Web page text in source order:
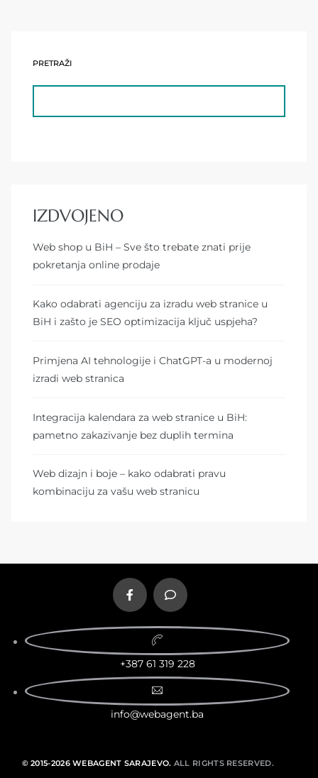
PRETRAŽI
IZDVOJENO
Web shop u BiH – Sve što trebate znati prije
pokretanja online prodaje
Kako odabrati agenciju za izradu web stranice u
BiH i zašto je SEO optimizacija ključ uspjeha?
Primjena AI tehnologije i ChatGPT-a u modernoj
izradi web stranica
Integracija kalendara za web stranice u BiH:
pametno zakazivanje bez duplih termina
Web dizajn i boje – kako odabrati pravu
kombinaciju za vašu web stranicu
+387 61 319 228
info@webagent.ba
© 2015-2026 WEBAGENT SARAJEVO. ALL RIGHTS RESERVED.